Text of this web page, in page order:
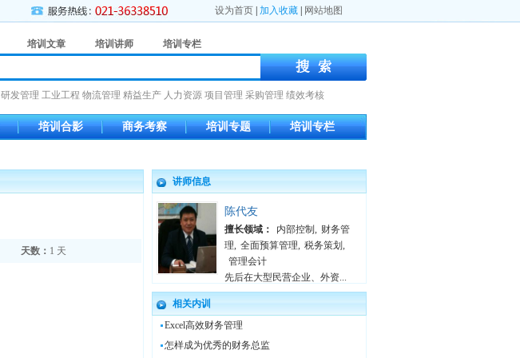
设为首页 加入收藏 网站地图
培训文章 培训讲师 培训专栏
研发管理 工业工程 物流管理 精益生产 人力资源 项目管理 采购管理 绩效考核
培训合影 商务考察 培训专题 培训专栏
天数： 1 天
讲师信息
陈代友
擅长领域： 内部控制 , 财务管
理, 全面预算管理, 税务策划 ,
管理会计
先后在大型民营企业、外资...
相关内训
Excel高效财务管理
怎样成为优秀的财务总监